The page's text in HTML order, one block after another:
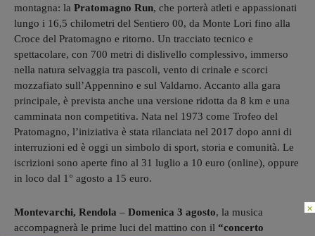
montagna: la Pratomagno Run, che porterà atleti e appassionati
lungo i 16,5 chilometri del Sentiero 00, da Monte Lori fino alla
Croce del Pratomagno e ritorno. Un tracciato tecnico e
spettacolare, con 700 metri di dislivello complessivo, immerso
nella natura selvaggia tra pascoli, vento di crinale e scorci
mozzafiato sull’Appennino e sul Valdarno. Accanto alla gara
principale, è prevista anche una versione ridotta da 8 km e una
camminata non competitiva. Nata nel 1973 come Trofeo del
Pratomagno, l’iniziativa è stata rilanciata nel 2017 dopo anni di
interruzioni ed è oggi un simbolo di sport, storia e comunità. Le
iscrizioni sono aperte fino al 31 luglio a 10 euro (online), oppure
in loco dal 1° agosto a 15 euro.
Montevarchi, Rendola – Domenica 3 agosto, la musica
accompagnerà le prime luci del mattino con il “concerto
×